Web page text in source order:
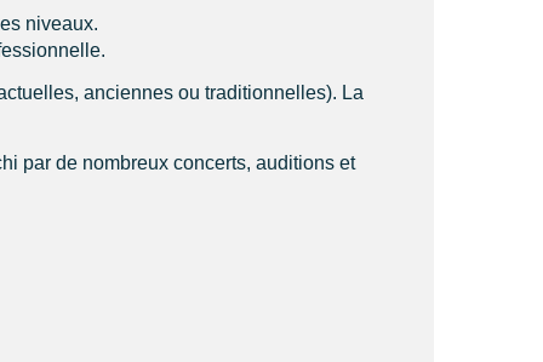
niveaux.
anciennes ou traditionnelles). La
par de nombreux concerts, auditions et